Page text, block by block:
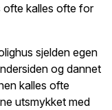
ofte kalles ofte for
sjelden egen
og dannet
kalles ofte
utsmykket med